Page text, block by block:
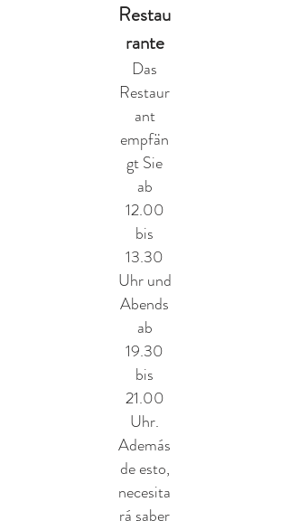
Restau
rante
Das
Restaur
ant
empfän
gt Sie
ab
12.00
bis
13.30
Uhr und
Abends
ab
19.30
bis
21.00
Uhr.
Además
de esto,
necesita
rá saber